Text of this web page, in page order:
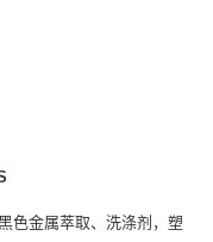
色金属萃取、洗涤剂，塑